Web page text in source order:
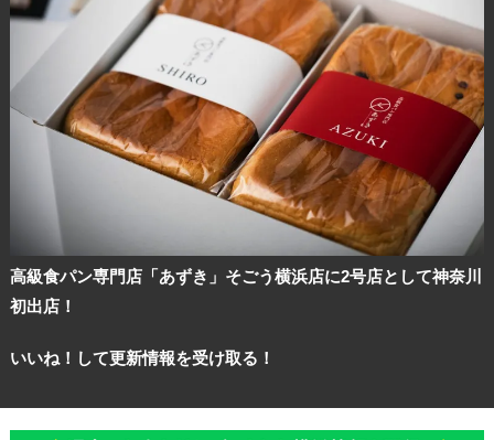
高級食パン専門店「あずき」そごう横浜店に2号店として神奈川
初出店！
いいね！して更新情報を受け取る！